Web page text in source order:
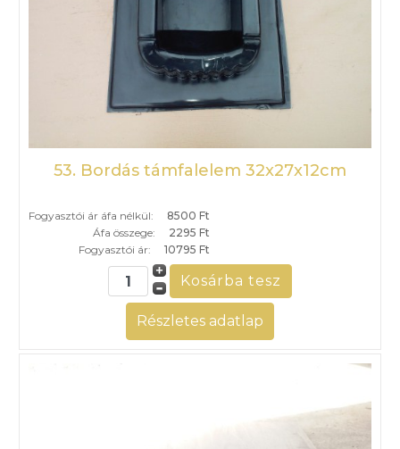
53. Bordás támfalelem 32x27x12cm
Fogyasztói ár áfa nélkül:
8500 Ft
Áfa összege:
2295 Ft
Fogyasztói ár:
10795 Ft
Részletes adatlap